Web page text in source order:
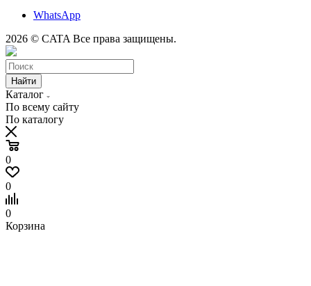
WhatsApp
2026 © CATA Все права защищены.
Найти
Каталог
По всему сайту
По каталогу
0
0
0
Корзина